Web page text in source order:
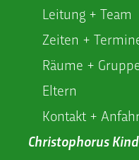
Leitung + Team
Zeiten +
Räume +
Eltern
Kontakt +
Christophorus